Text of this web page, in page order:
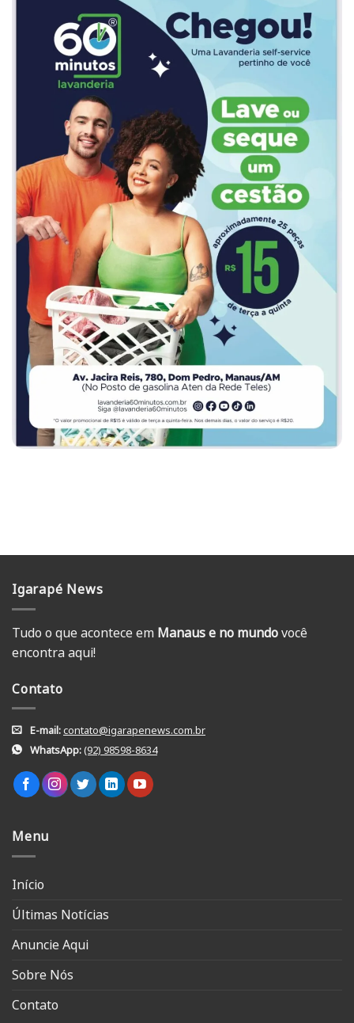
Igarapé News
Tudo o que acontece em Manaus e no mundovocê
encontra aqui!
Contato
E-mail:contato@igarapenews.com.br
WhatsApp:(92) 98598-8634
Menu
Início
Últimas Notícias
Anuncie Aqui
Sobre Nós
Contato